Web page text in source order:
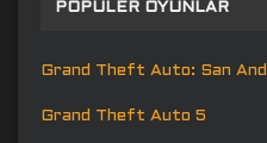
POPÜLER OYUNLAR
Grand Theft Auto: San
Grand Theft Auto 5